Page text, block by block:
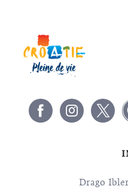
Drago